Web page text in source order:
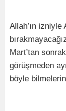
Allah’ın izniyle
Mart’tan
görüşmeden
böyle